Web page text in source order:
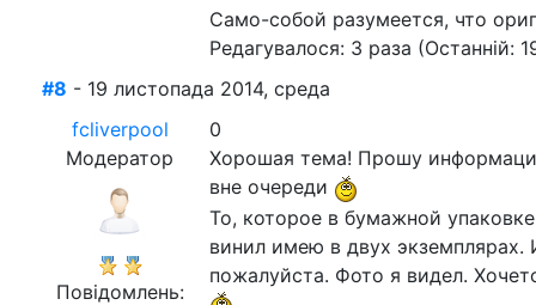
Само-собой разумеется, что
Редагувалося: 3 раза (Останній:
#8 - 19 листопада 2014, среда
fcliverpool
Модератор
Повідомлень:
0
Хорошая тема! Прошу
вне очереди
То, которое в бумажной
винил имею в двух экземплярах.
пожалуйста. Фото я видел.